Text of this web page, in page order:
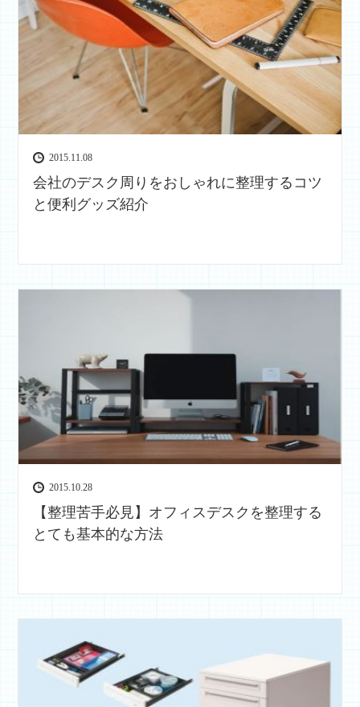
2015.11.08
会社のデスク周りをおしゃれに整理するコツ
と便利グッズ紹介
2015.10.28
【整理苦手必見】オフィスデスクを整理する
とても基本的な方法